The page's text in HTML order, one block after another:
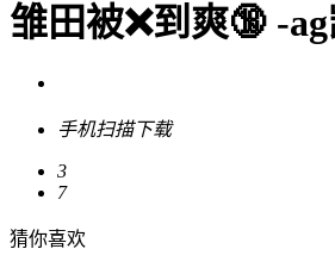
雏田被❌到爽🔞 -
手机扫描下载
3
7
猜你喜欢